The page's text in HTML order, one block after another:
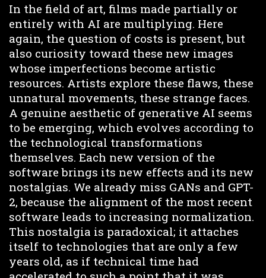
In the field of art, films made partially or
entirely with AI are multiplying. Here
again, the question of costs is present, but
also curiosity toward these new images
whose imperfections become artistic
resources. Artists explore these flaws, these
unnatural movements, these strange faces.
A genuine aesthetic of generative AI seems
to be emerging, which evolves according to
the technological transformations
themselves. Each new version of the
software brings its new effects and its new
nostalgias. We already miss GANs and GPT-
2, because the alignment of the most recent
software leads to increasing normalization.
This nostalgia is paradoxical; it attaches
itself to technologies that are only a few
years old, as if technical time had